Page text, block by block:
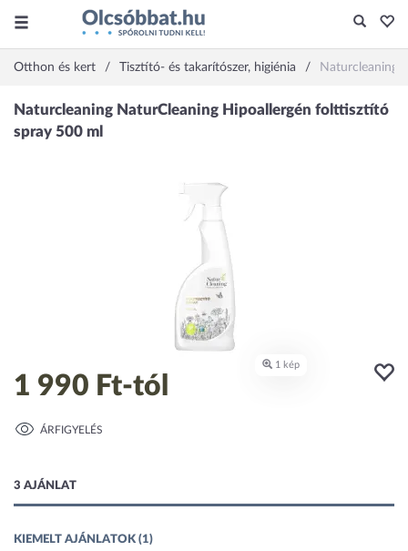
Otthon és kert Tisztító- és takarítószer, higiénia Naturcleaning
1 990 Ft-tól
ÁRFIGYELÉS
3 AJÁNLAT
KIEMELT AJÁNLATOK (1)